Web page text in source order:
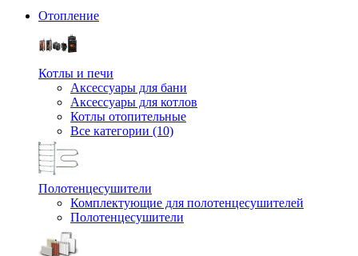
Отопление
Котлы и печи
Аксессуары для бани
Аксессуары для котлов
Котлы отопительные
Все категории (10)
Полотенцесушители
Комплектующие для полотенцесушителей
Полотенцесушители